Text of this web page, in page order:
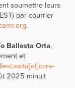
soumettre leurs
par courrier
.
Ballesta Orta,
et
2025 minuit